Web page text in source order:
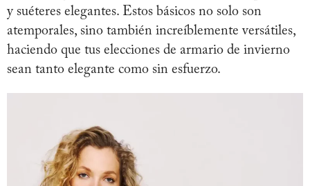
y suéteres elegantes. Estos básicos no solo son
atemporales, sino también increíblemente versátiles,
haciendo que tus elecciones de armario de invierno
sean tanto elegante como sin esfuerzo.